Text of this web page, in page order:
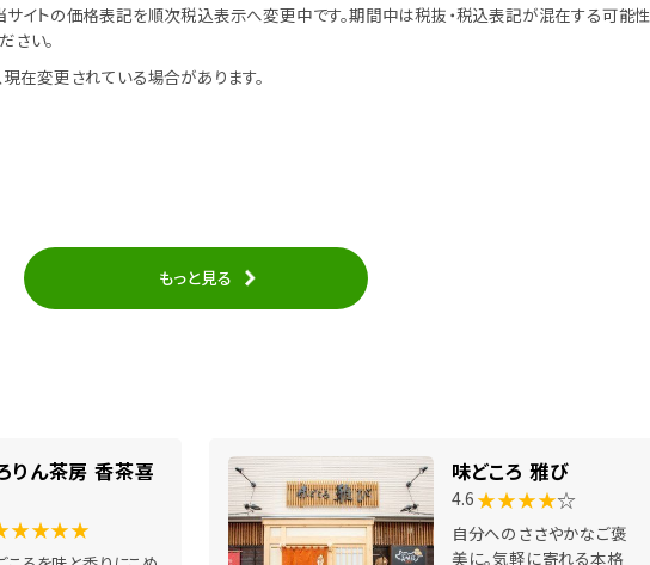
イトの価格表記を順次税込表示へ変更中です。期間中は税抜・税込表記が混在する可能性
さい。
在変更されている場合があります。
もっと見る
りん茶房 香茶喜
味どころ 雅び
4.6 ★★★★☆
自分へのささやかなご褒
美に。気軽に寄れる本格